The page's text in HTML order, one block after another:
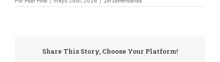
Share This Story, Choose Your Platform!